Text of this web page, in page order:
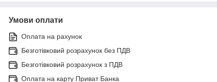
Умови оплати
Оплата на рахунок
Безготівковий розрахунок без ПДВ
Безготівковий розрахунок з ПДВ
Оплата на карту Приват Банка